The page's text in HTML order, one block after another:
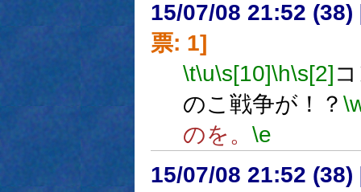
15/07/08 21:52 (38)
票: 1]
\t\u\s[10]\h\s[2]
のこ戦争が！？
のを。 \e
15/07/08 21:52 (38)